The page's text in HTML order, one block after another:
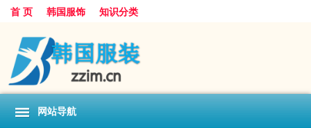
首 页 韩国服饰 知识分类
网站导航